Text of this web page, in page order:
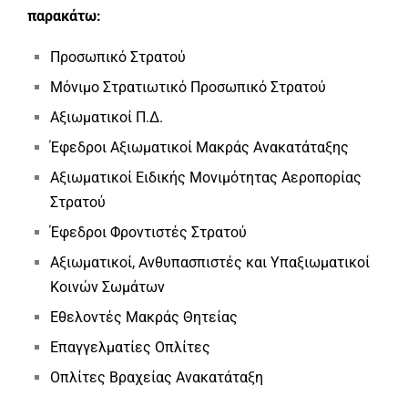
παρακάτω:
Προσωπικό Στρατού
Μόνιμο Στρατιωτικό Προσωπικό Στρατού
Αξιωματικοί Π.Δ.
Έφεδροι Αξιωματικοί Μακράς Ανακατάταξης
Αξιωματικοί Ειδικής Μονιμότητας Αεροπορίας
Στρατού
Έφεδροι Φροντιστές Στρατού
Αξιωματικοί, Ανθυπασπιστές και Υπαξιωματικοί
Κοινών Σωμάτων
Εθελοντές Μακράς Θητείας
Επαγγελματίες Οπλίτες
Οπλίτες Βραχείας Ανακατάταξη